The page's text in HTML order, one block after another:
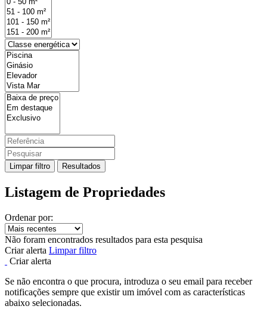
Limpar filtro Resultados
Listagem de Propriedades
Ordenar por:
Não foram encontrados resultados para esta pesquisa
Criar alerta Limpar filtro
Criar alerta
Se não encontra o que procura, introduza o seu email para receber
notificações sempre que existir um imóvel com as características
abaixo selecionadas.